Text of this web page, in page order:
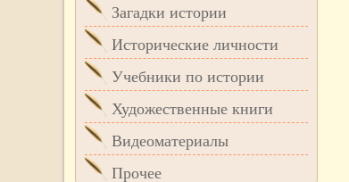
Загадки истории
Исторические личности
Учебники по истории
Художественные книги
Видеоматериалы
Прочее